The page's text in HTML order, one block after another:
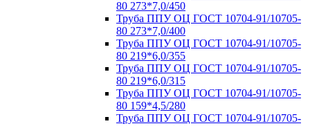
80 273*7,0/450
Труба ППУ ОЦ ГОСТ 10704-91/10705-
80 273*7,0/400
Труба ППУ ОЦ ГОСТ 10704-91/10705-
80 219*6,0/355
Труба ППУ ОЦ ГОСТ 10704-91/10705-
80 219*6,0/315
Труба ППУ ОЦ ГОСТ 10704-91/10705-
80 159*4,5/280
Труба ППУ ОЦ ГОСТ 10704-91/10705-